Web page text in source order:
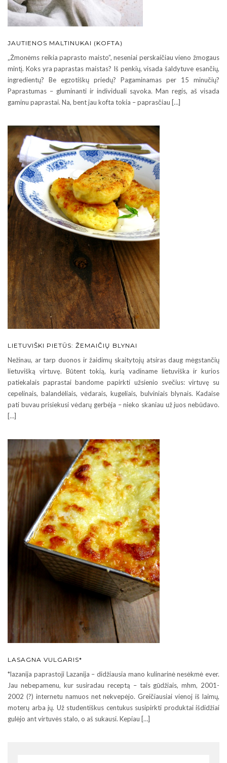
JAUTIENOS MALTINUKAI (KOFTA)
„Žmonėms reikia paprasto maisto”, neseniai perskaičiau vieno žmogaus
mintį. Koks yra paprastas maistas? Iš penkių, visada šaldytuve esančių,
ingredientų? Be egzotiškų priedų? Pagaminamas per 15 minučių?
Paprastumas – gluminanti ir individuali sąvoka. Man regis, aš visada
gaminu paprastai. Na, bent jau kofta tokia – paprasčiau […]
LIETUVIŠKI PIETŪS: ŽEMAIČIŲ BLYNAI
Nežinau, ar tarp duonos ir žaidimų skaitytojų atsiras daug mėgstančių
lietuvišką virtuvę. Būtent tokią, kurią vadiname lietuviška ir kurios
patiekalais paprastai bandome papirkti užsienio svečius: virtuvę su
cepelinais, balandėliais, vėdarais, kugeliais, bulviniais blynais. Kadaise
pati buvau prisiekusi vėdarų gerbėja – nieko skaniau už juos nebūdavo.
[…]
LASAGNA VULGARIS*
*lazanija paprastoji Lazanija – didžiausia mano kulinarinė nesėkmė ever.
Jau nebepamenu, kur susiradau receptą – tais gūdžiais, mhm, 2001-
2002 (?) internetu namuos net nekvepėjo. Greičiausiai vienoj iš laimų,
moterų arba jų. Už studentiškus centukus susipirkti produktai išdidžiai
gulėjo ant virtuvės stalo, o aš sukausi. Kepiau […]